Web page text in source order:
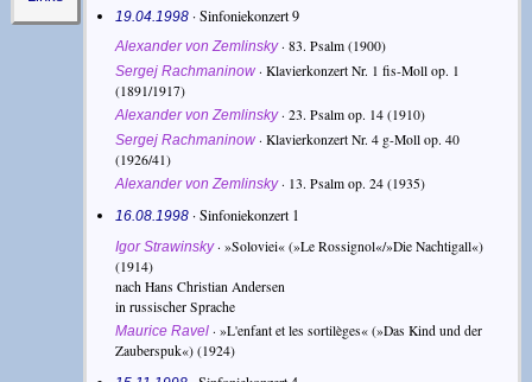
19.04.1998 · Sinfoniekonzert 9
Alexander von Zemlinsky·83. Psalm (1900)
Sergej Rachmaninow ·Klavierkonzert Nr. 1 fis-Moll op. 1
(1891/1917)
Alexander von Zemlinsky·23. Psalm op. 14 (1910)
Sergej Rachmaninow ·Klavierkonzert Nr. 4 g-Moll op. 40
(1926/41)
Alexander von Zemlinsky· 13. Psalm op. 24 (1935)
16.08.1998 · Sinfoniekonzert 1
Igor Strawinsky·»Soloviei« (»Le Rossignol«/»Die Nachtigall«)
(1914)
nach Hans Christian Andersen
in russischer Sprache
Maurice Ravel ·»L'enfant et les sortilèges« (»Das Kind und der
Zauberspuk«) (1924)